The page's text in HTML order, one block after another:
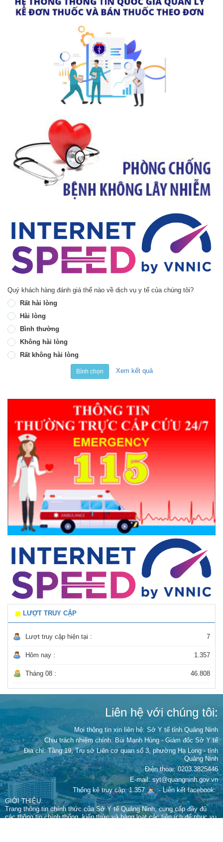
Quý khách hàng đánh giá thế nào về dịch vụ y tế của chúng tôi?
Rất hài lòng
Hài lòng
Bình thường
Không hài lòng
Rất không hài lòng
Bình chọn Xem kết quả
LƯỢT TRUY CẬP
Lượt truy cập hiện tại : 7
Hôm nay : 1.357
Tháng 08 : 46.808
Liên hệ với chúng tôi:
Mọi thông tin xin liên hệ: Sở Y tế tỉnh Quảng Ninh
Chịu trách nhiệm chính: Bùi Mạnh Hùng - Giám đốc Sở Y tế
Địa chỉ: Tầng 19, Trụ sở Liên cơ quan số 3, phường Hạ Long - tỉnh
Quảng Ninh
Điện thoại: 0203.3825446
E-mail: syt@quangninh.gov.vn
Thống kê truy cập: 1.357
-Liên kết facebook:
GIỚI THIỆU:
Trang thông tin chính thức của Sở Y tế Quảng Ninh, cung cấp đầy đủ
các thông tin chính thống, kiến thức và hàng loạt các tiện ích để phục vụ